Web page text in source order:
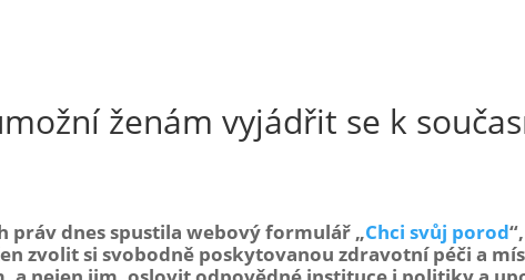
ženám vyjádřit se k
práv dnes spustila webový formulář „Chci svůj porod
zvolit si svobodně poskytovanou zdravotní péči a